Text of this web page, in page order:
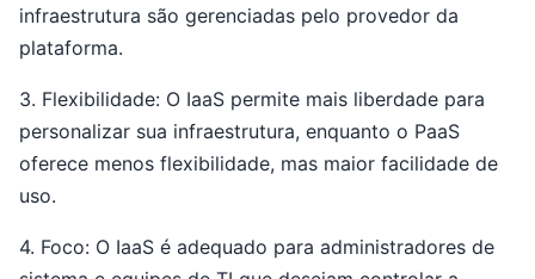
infraestrutura são gerenciadas pelo provedor da
plataforma.
3. Flexibilidade: O IaaS permite mais liberdade para
personalizar sua infraestrutura, enquanto o PaaS
oferece menos flexibilidade, mas maior facilidade de
uso.
4. Foco: O IaaS é adequado para administradores de